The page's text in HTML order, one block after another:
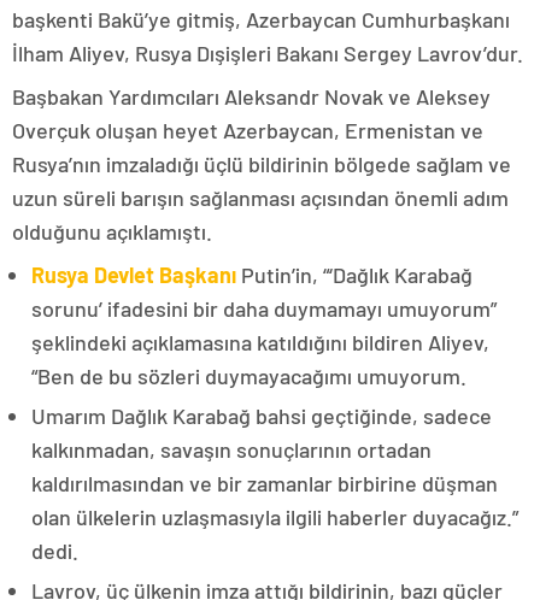
başkenti Bakü’ye gitmiş, Azerbaycan Cumhurbaşkanı
İlham Aliyev, Rusya Dışişleri Bakanı Sergey Lavrov’dur.
Başbakan Yardımcıları Aleksandr Novak ve Aleksey
Overçuk oluşan heyet Azerbaycan, Ermenistan ve
Rusya’nın imzaladığı üçlü bildirinin bölgede sağlam ve
uzun süreli barışın sağlanması açısından önemli adım
olduğunu açıklamıştı.
Rusya Devlet Başkanı Putin’in, “‘Dağlık Karabağ
sorunu’ ifadesini bir daha duymamayı umuyorum”
şeklindeki açıklamasına katıldığını bildiren Aliyev,
“Ben de bu sözleri duymayacağımı umuyorum.
Umarım Dağlık Karabağ bahsi geçtiğinde, sadece
kalkınmadan, savaşın sonuçlarının ortadan
kaldırılmasından ve bir zamanlar birbirine düşman
olan ülkelerin uzlaşmasıyla ilgili haberler duyacağız.”
dedi.
Lavrov, üç ülkenin imza attığı bildirinin, bazı güçler